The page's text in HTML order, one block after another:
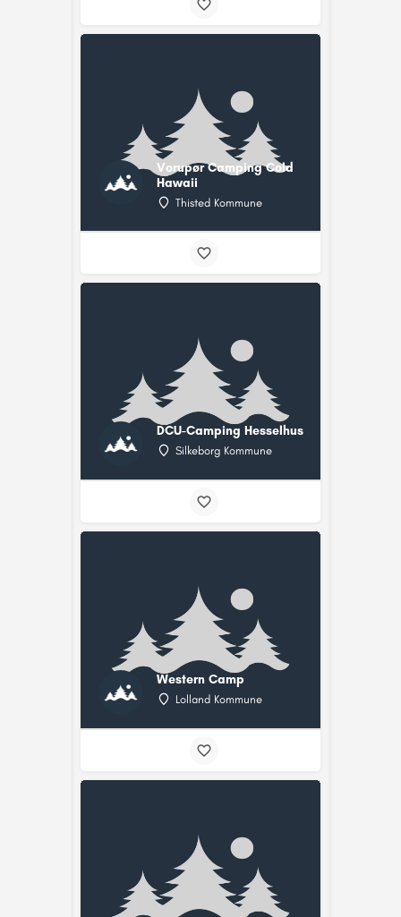
Vorupør Camping Cold
Hawaii
Thisted Kommune
DCU-Camping Hesselhus
Silkeborg Kommune
Western Camp
Lolland Kommune